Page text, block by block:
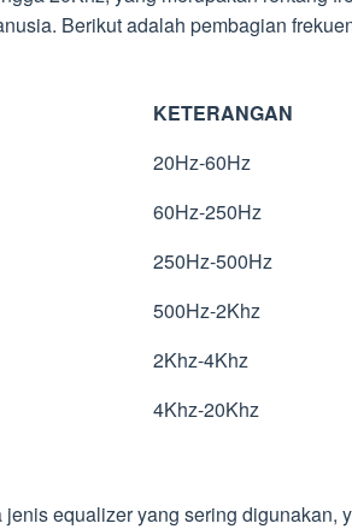
Berikut adalah pembagian
KETERANGAN
20Hz-60Hz
60Hz-250Hz
250Hz-500Hz
500Hz-2Khz
2Khz-4Khz
4Khz-20Khz
equalizer yang sering digunakan,